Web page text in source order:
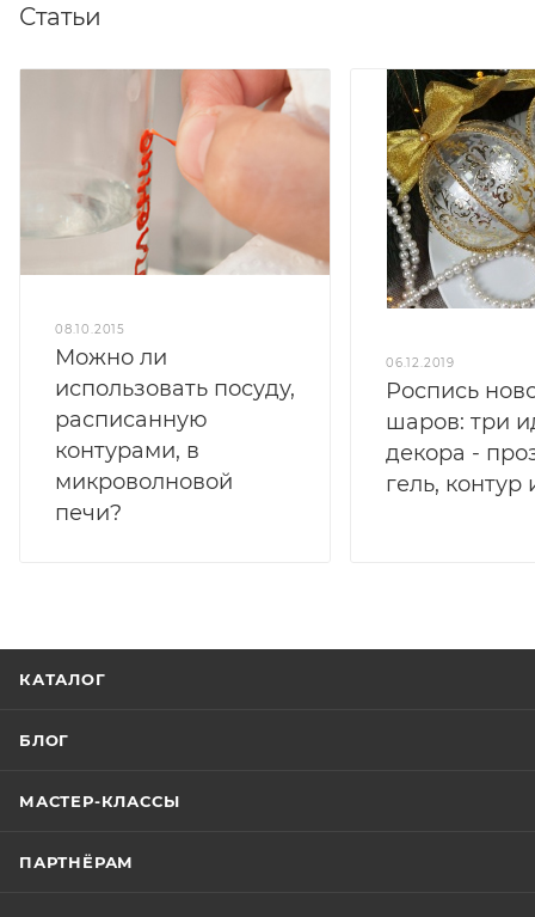
Статьи
08.10.2015
Можно ли
использовать посуду,
расписанную
контурами, в
микроволновой
печи?
06.12.2019
Роспись
шаров: три
декора -
гель, контур
КАТАЛОГ
БЛОГ
МАСТЕР-КЛАССЫ
ПАРТНЁРАМ